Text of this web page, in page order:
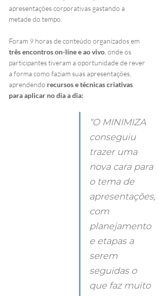
apresentações corporativas gastando a
metade do tempo.
Foram 9 horas de conteúdo organizados em
três encontros on-line e ao vivo , onde os
participantes tiveram a oportunidade de rever
a forma como faziam suas apresentações,
aprendendo recursos e técnicas criativas
para aplicar no dia a dia:
“O MINIMIZA
conseguiu
trazer uma
nova cara para
o tema de
apresentações,
com
planejamento
e etapas a
serem
seguidas o
que faz muito